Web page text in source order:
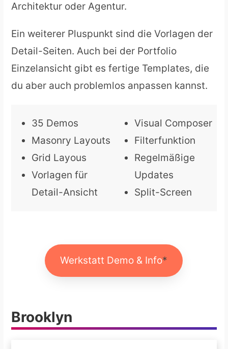
Architektur oder Agentur.
Ein weiterer Pluspunkt sind die Vorlagen der
Detail-Seiten. Auch bei der Portfolio
Einzelansicht gibt es fertige Templates, die
du aber auch problemlos anpassen kannst.
35 Demos
Masonry Layouts
Grid Layous
Vorlagen für
Detail-Ansicht
Visual Composer
Filterfunktion
Regelmäßige
Updates
Split-Screen
Werkstatt Demo & Info
Brooklyn